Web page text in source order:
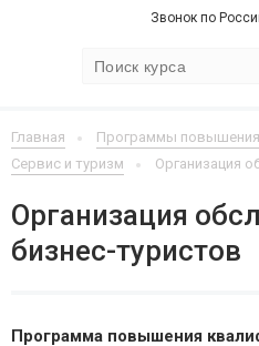
Звонок по
Главная
Программы
Сервис и туризм
Организация
Организация
бизнес-туристов
Программа повышения